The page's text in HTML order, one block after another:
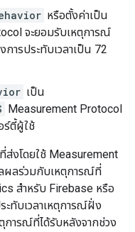
หรือตั้งค่าเป็น
จะยอมรับเหตุการณ์
ารประทับเวลาเป็น 72
เป็น
Measurement Protocol
ร์ตี้ผู้ใช้
ส่งโดยใช้ Measurement
ลผลร่วมกับเหตุการณ์ที่
สําหรับ Firebase หรือ
ะทับเวลาเหตุการณ์ฝั่ง
การณ์ที่ได้รับหลังจากช่วง